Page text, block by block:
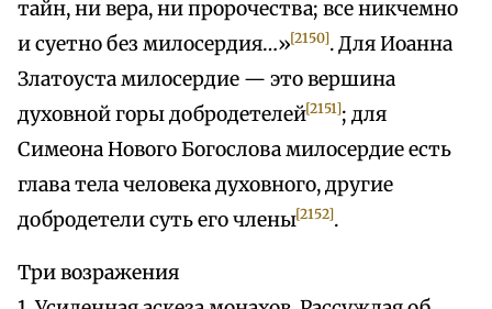
тайн, ни вера, ни пророчества; все никчемно
и суетно без милосердия…»[2150]. Для Иоанна
Златоуста милосердие — это вершина
духовной горы добродетелей[2151]; для
Симеона Нового Богослова милосердие есть
глава тела человека духовного, другие
добродетели суть его члены[2152].
Три возражения